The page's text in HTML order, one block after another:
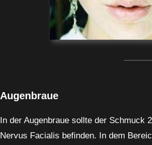
Augenbraue
In der Augenbraue sollte der Schmuck
Nervus Facialis befinden. In dem